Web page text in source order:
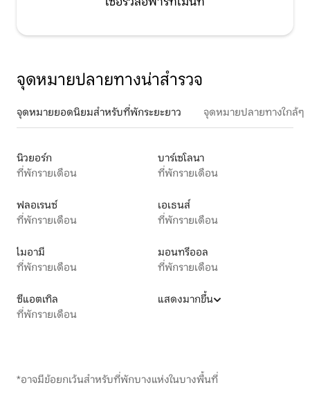
จุดหมายปลายทางน่าสำรวจ
จุดหมายยอดนิยมสำหรับที่พักระยะยาว จุดหมายปลายทางใกล้ๆ
นิวยอร์ก
ที่พักรายเดือน
บาร์เซโลนา
ที่พักรายเดือน
ฟลอเรนซ์
ที่พักรายเดือน
เอเธนส์
ที่พักรายเดือน
ไมอามี
ที่พักรายเดือน
มอนทรีออล
ที่พักรายเดือน
ซีแอตเทิล
ที่พักรายเดือน
แสดงมากขึ้น
*อาจมีข้อยกเว้นสำหรับที่พักบางแห่งในบางพื้นที่